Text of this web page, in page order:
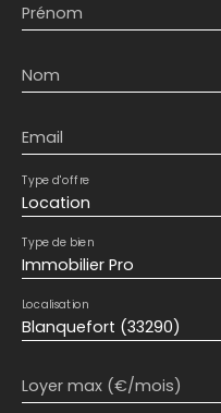
Prénom
Nom
Email
Location
Type d'offre
Immobilier Pro
Type de bien
Blanquefort (33290)
Localisation
Loyer max (€/mois)